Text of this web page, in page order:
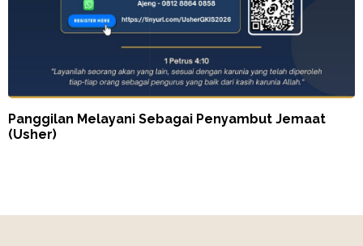
Panggilan Melayani Sebagai Penyambut Jemaat
(Usher)